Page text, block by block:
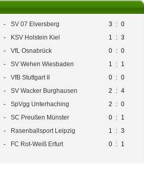
- SV 07 Elversberg 3 : 0
- KSV Holstein Kiel 1 : 3
- VfL Osnabrück 0 : 0
- SV Wehen Wiesbaden 1 : 1
- VfB Stuttgart II 0 : 0
- SV Wacker Burghausen 2 : 4
- SpVgg Unterhaching 2 : 0
- SC Preußen Münster 0 : 1
- Rasenballsport Leipzig 1 : 3
- FC Rot-Weiß Erfurt 0 : 1